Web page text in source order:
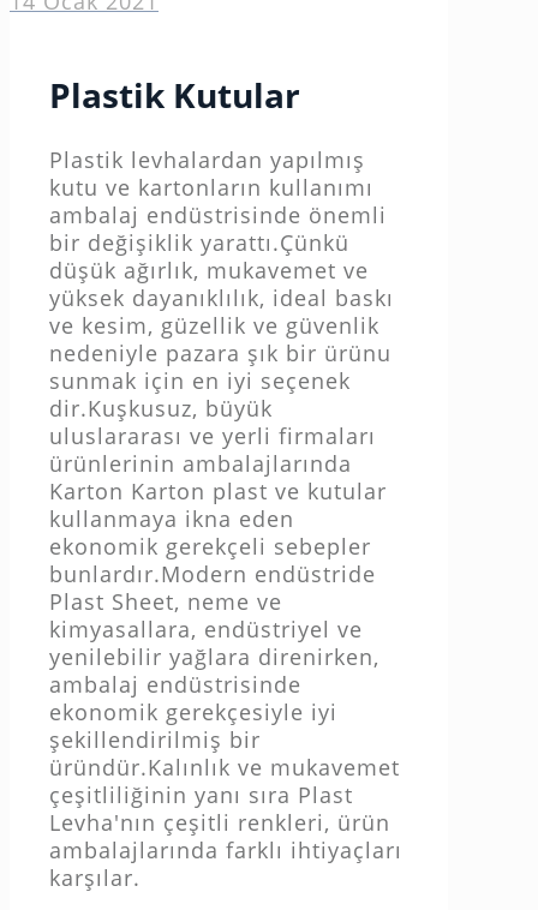
Plastik Kutular
Plastik levhalardan yapılmış
kutu ve kartonların kullanımı
ambalaj endüstrisinde önemli
bir değişiklik yarattı.Çünkü
düşük ağırlık, mukavemet ve
yüksek dayanıklılık, ideal baskı
ve kesim, güzellik ve güvenlik
nedeniyle pazara şık bir ürünu
sunmak için en iyi seçenek
dir.Kuşkusuz, büyük
uluslararası ve yerli firmaları
ürünlerinin ambalajlarında
Karton Karton plast ve kutular
kullanmaya ikna eden
ekonomik gerekçeli sebepler
bunlardır.Modern endüstride
Plast Sheet, neme ve
kimyasallara, endüstriyel ve
yenilebilir yağlara direnirken,
ambalaj endüstrisinde
ekonomik gerekçesiyle iyi
şekillendirilmiş bir
üründür.Kalınlık ve mukavemet
çeşitliliğinin yanı sıra Plast
Levha'nın çeşitli renkleri, ürün
ambalajlarında farklı ihtiyaçları
karşılar.